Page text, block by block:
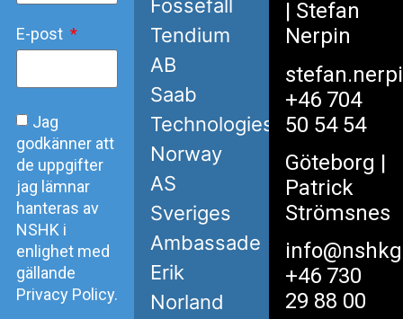
E-post
Jag
godkänner att
de uppgifter
jag lämnar
hanteras av
NSHK i
enlighet med
gällande
Privacy Policy.
Fossefall
Tendium
AB
Saab
Technologies
Norway
AS
Sveriges
Ambassade
Erik
Norland
| Stefan
Nerpin
+46 704
50 54 54
Göteborg |
Patrick
Strömsnes
+46 730
29 88 00